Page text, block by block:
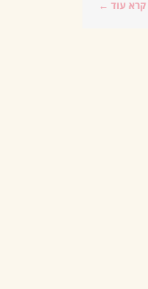
קרא עוד ←